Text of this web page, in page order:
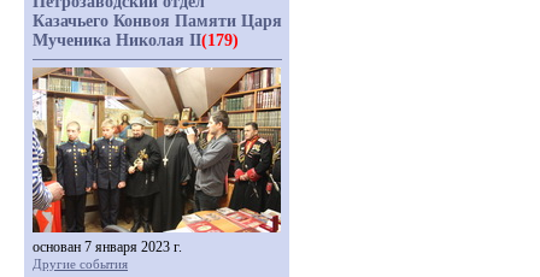
Казачьего Конвоя Памяти Царя
Мученика Николая II(179)
основан 7 января 2023 г.
Другие события